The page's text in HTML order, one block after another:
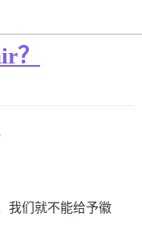
？
我们就不能给予徽